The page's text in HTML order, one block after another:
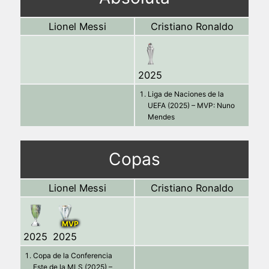
Lionel Messi Cristiano Ronaldo
2025
Liga de Naciones de la
UEFA (2025) – MVP: Nuno
Mendes
Copas
Lionel Messi Cristiano Ronaldo
2025
MVP
2025
Copa de la Conferencia
Este de la MLS (2025) –